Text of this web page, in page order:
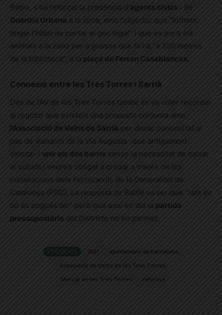
Batlle, s’ha reforçat la presència d’agents cívics i de
Guàrdia Urbana a la zona, amb l’objectiu que “tothom
tingui l’hàbit de portar el gos lligat” i que es porti els
animals a la zona per a gossos que hi ha “a 350 metres
de la biblioteca”, a la plaça de Ferran Casablancas.
Connexió entre les Tres Torres i Sarrià
Des de l’AV de les Tres Torres també es va voler recordar
al regidor que existeix una proposta conjunta amb
l’Associació de Veïns de Sarrià per donar continuïtat al
pas de vianants de la Via Augusta -que antigament
exisita- i
unir els dos barris sense la necessitat de baixar
al subsòl i veure’s obligat a creuar a través de les
instal·lacions dels Ferrocarrils de la Generalitat de
Catalunya (FGC). La resposta de Batlle va ser que “tant de
bo es pogués fer” però que avui en dia la partida
pressupostària del Districte no ho permet.
ETIQUETES 2021
ajuntament de barcelona
Associació de Veïns de les Tres Torres
Mercat de les Tres Torres
reforma